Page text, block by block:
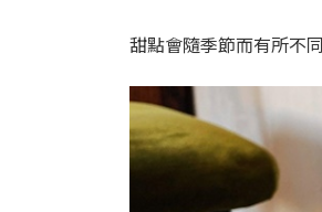
甜點會隨季節而有所不